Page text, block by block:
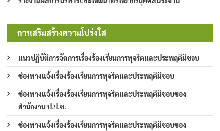
การเสริมสร้างความโปร่งใส
แนวปฏิบัติการจัดการเรื่องร้องเรียนการทุจริตและประพฤติมิชอบ
ช่องทางแจ้งเรื่องร้องเรียนการทุจริตและประพฤติมิชอบ
ช่องทางแจ้งเรื่องร้องเรียนการทุจริตและประพฤติมิชอบของ
สำนักงาน ป.ป.ช.
ช่องทางแจ้งเรื่องร้องเรียนการทุจริตและประพฤติมิชอบของ